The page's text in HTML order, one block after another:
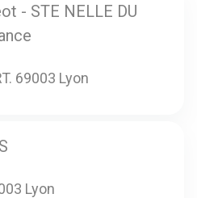
- STE NELLE DU
69003 Lyon
Lyon